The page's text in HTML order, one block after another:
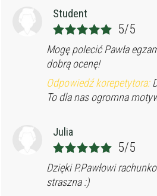
Student
5/5
Mogę polecić Pawła
dobrą ocenę!
Odpowiedź korepetytora:
To dla nas ogromna
Julia
5/5
Dzięki P.Pawłowi
straszna :)